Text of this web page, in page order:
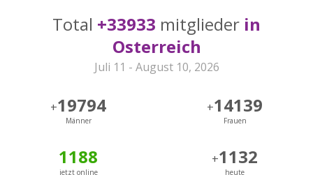
Total +33933 mitglieder in
Osterreich
Juli 11 - August 10, 2026
+19794
Männer
+14139
Frauen
1188
jetzt online
+1132
heute